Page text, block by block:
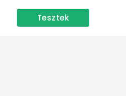
Tesztek